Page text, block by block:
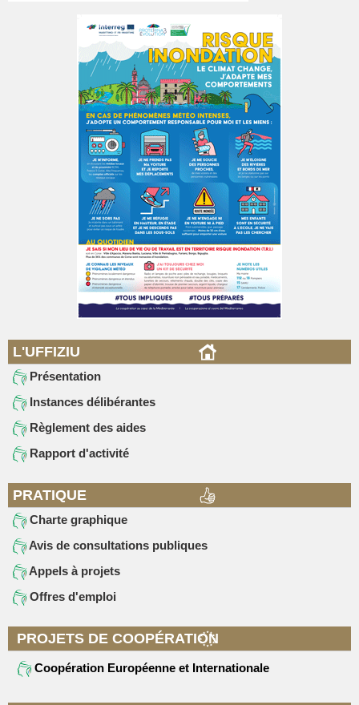
L'UFFIZIU
Présentation
Instances délibérantes
Règlement des aides
Rapport d'activité
PRATIQUE
Charte graphique
Avis de consultations publiques
Appels à projets
Offres d'emploi
PROJETS DE COOPÉRATION
Coopération Européenne et Internationale